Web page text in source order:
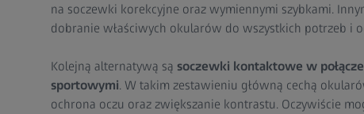
na soczewki korekcyjne oraz wymiennymi szybkami.
dobranie właściwych okularów do wszystkich potrzeb i
Kolejną alternatywą są soczewki kontaktowe w
sportowymi. W takim zestawieniu główną cechą
ochrona oczu oraz zwiększanie kontrastu. Oczywiście